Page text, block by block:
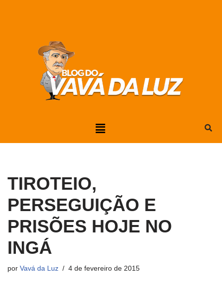
TIROTEIO,
PERSEGUIÇÃO E
PRISÕES HOJE NO
INGÁ
por Vavá da Luz 4 de fevereiro de 2015